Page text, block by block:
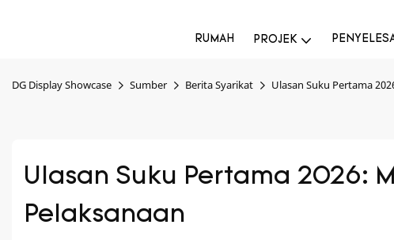
RUMAH PROJEK
DG Display Showcase Sumber Berita Syarikat Ulasan Suku Pertama
Ulasan Suku Pertama 2026:
Pelaksanaan